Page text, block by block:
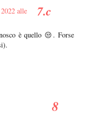
alle
è quello 😒. Forse